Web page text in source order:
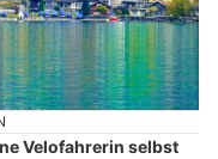
Velofahrerin selbst